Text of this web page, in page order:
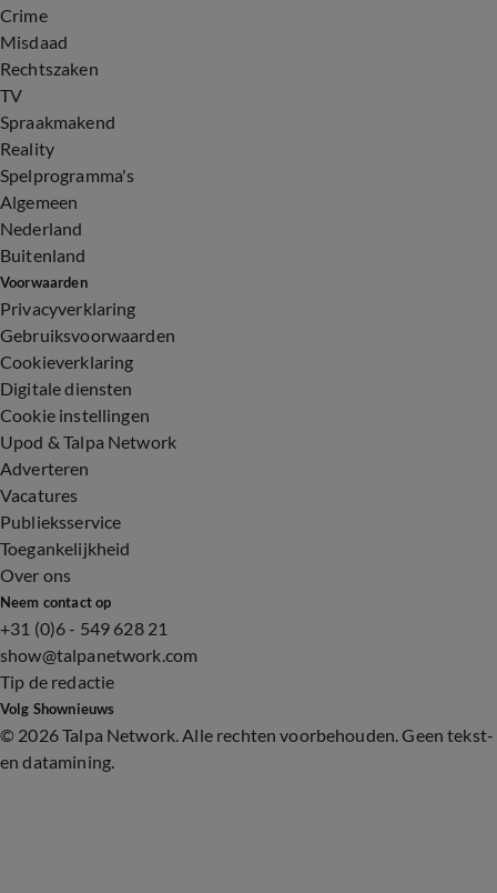
Crime
Misdaad
Rechtszaken
TV
Spraakmakend
Reality
Spelprogramma's
Algemeen
Nederland
Buitenland
Voorwaarden
Privacyverklaring
Gebruiksvoorwaarden
Cookieverklaring
Digitale diensten
Cookie instellingen
Upod & Talpa Network
Adverteren
Vacatures
Publieksservice
Toegankelijkheid
Over ons
Neem contact op
+31 (0)6 - 549 628 21
show@talpanetwork.com
Tip de redactie
Volg Shownieuws
© 2026 Talpa Network. Alle rechten voorbehouden. Geen tekst-
en datamining.